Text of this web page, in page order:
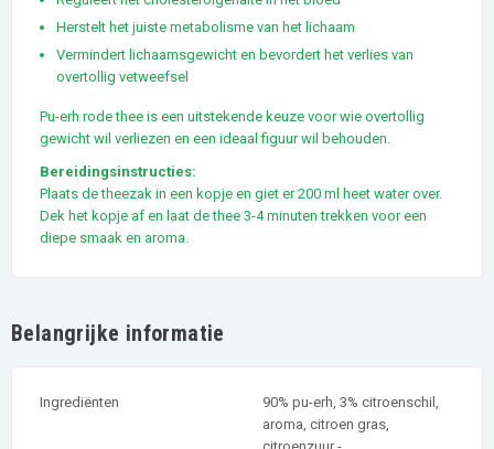
Herstelt het juiste metabolisme van het lichaam
Vermindert lichaamsgewicht en bevordert het verlies van
overtollig vetweefsel
Pu-erh rode thee is een uitstekende keuze voor wie overtollig
gewicht wil verliezen en een ideaal figuur wil behouden.
Bereidingsinstructies:
Plaats de theezak in een kopje en giet er 200 ml heet water over.
Dek het kopje af en laat de thee 3-4 minuten trekken voor een
diepe smaak en aroma.
Belangrijke informatie
Ingrediënten
90% pu-erh, 3% citroenschil,
aroma, citroen gras,